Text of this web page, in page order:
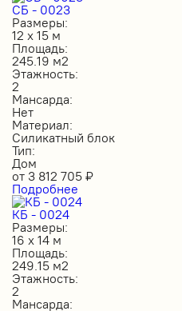
СБ - 0023
Размеры:
12 х 15 м
Площадь:
245.19 м2
Этажность:
2
Мансарда:
Нет
Материал:
Силикатный блок
Тип:
Дом
от 3 812 705 ₽
Подробнее
КБ - 0024
Размеры:
16 х 14 м
Площадь:
249.15 м2
Этажность:
2
Мансарда: